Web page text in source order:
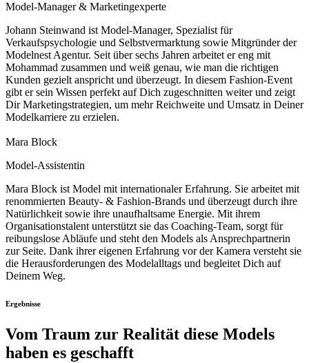
Model-Manager & Marketingexperte
Johann Steinwand ist Model-Manager, Spezialist für
Verkaufspsychologie und Selbstvermarktung sowie Mitgründer der
Modelnest Agentur. Seit über sechs Jahren arbeitet er eng mit
Mohammad zusammen und weiß genau, wie man die richtigen
Kunden gezielt anspricht und überzeugt. In diesem Fashion-Event
gibt er sein Wissen perfekt auf Dich zugeschnitten weiter und zeigt
Dir Marketingstrategien, um mehr Reichweite und Umsatz in Deiner
Modelkarriere zu erzielen.
Mara Block
Model-Assistentin
Mara Block ist Model mit internationaler Erfahrung. Sie arbeitet mit
renommierten Beauty- & Fashion-Brands und überzeugt durch ihre
Natürlichkeit sowie ihre unaufhaltsame Energie. Mit ihrem
Organisationstalent unterstützt sie das Coaching-Team, sorgt für
reibungslose Abläufe und steht den Models als Ansprechpartnerin
zur Seite. Dank ihrer eigenen Erfahrung vor der Kamera versteht sie
die Herausforderungen des Modelalltags und begleitet Dich auf
Deinem Weg.
Ergebnisse
Vom Traum zur Realität diese Models
haben es geschafft